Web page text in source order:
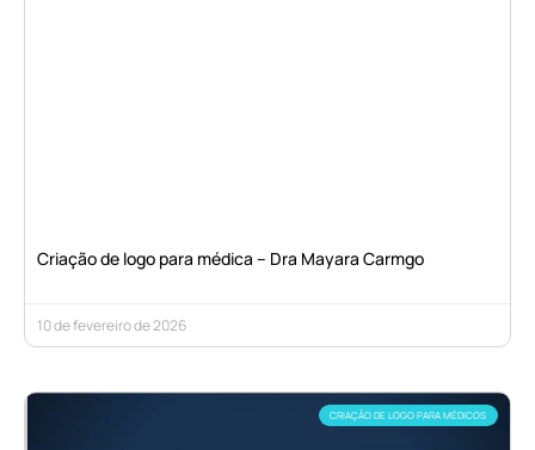
Criação de logo para médica – Dra Mayara Carmgo
10 de fevereiro de 2026
CRIAÇÃO DE LOGO PARA MÉDICOS